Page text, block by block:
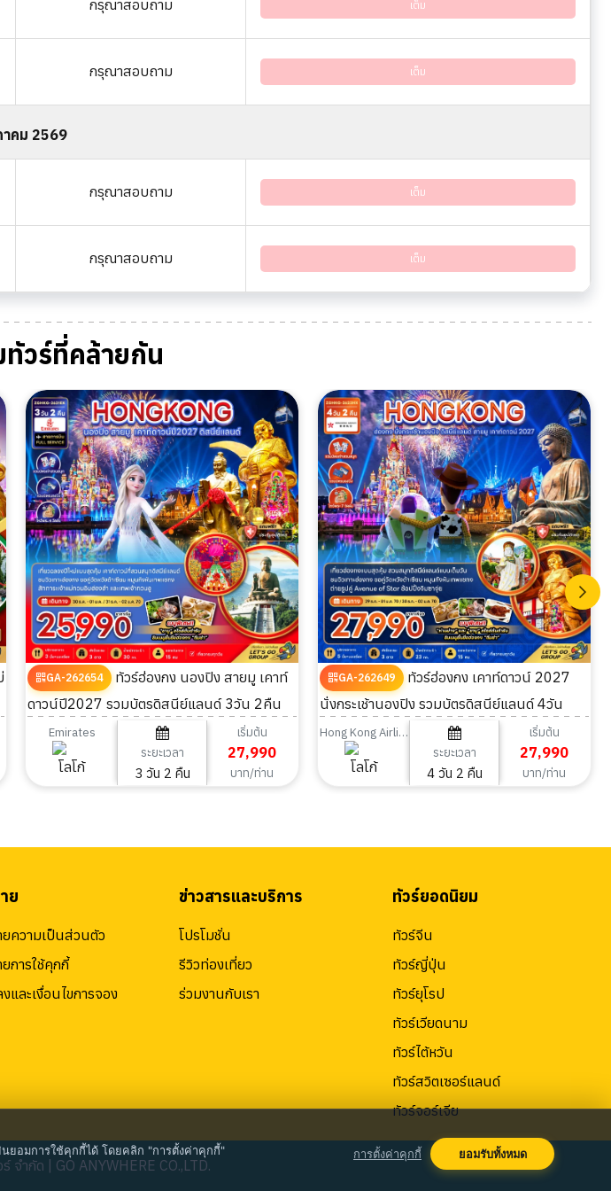
กรุณาสอบถาม เต็ม
กรุณาสอบถาม เต็ม
คม 2569
กรุณาสอบถาม เต็ม
กรุณาสอบถาม เต็ม
ทัวร์ที่คล้ายกัน
GA-262654
ทัวร์ฮ่องกง นองปิง สายมู เคาท์
ดาวน์ปี2027 รวมบัตรดิสนีย์แลนด์ 3วัน 2คืน
Emirates
ระยะเวลา
3 วัน 2 คืน
เริ่มต้น
27,990
บาท/ท่าน
GA-262649
ทัวร์ฮ่องกง เคาท์ดาวน์ 2027
นั่งกระเช้านองปิง รวมบัตรดิสนีย์แลนด์ 4วัน
2คืน
Hong Kong Airlines
ระยะเวลา
4 วัน 2 คืน
เริ่มต้น
27,990
บาท/ท่าน
ย
ยความเป็นส่วนตัว
การใช้คุกกี้
และเงื่อนไขการจอง
ข่าวสารและบริการ
โปรโมชั่น
รีวิวท่องเที่ยว
ร่วมงานกับเรา
ทัวร์ยอดนิยม
ทัวร์จีน
ทัวร์ญี่ปุ่น
ทัวร์ยุโรป
ทัวร์เวียดนาม
ทัวร์ไต้หวัน
ทัวร์สวิตเซอร์แลนด์
ทัวร์จอร์เจีย
ำกัด | GO ANYWHERE CO.,LTD.
ยอมการใช้คุกกี้ได้ โดยคลิก "การตั้งค่าคุกกี้" ยอมรับทั้งหมด
การตั้งค่าคุกกี้